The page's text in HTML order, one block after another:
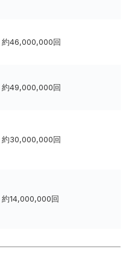
約46,000,000回
約49,000,000回
約30,000,000回
約14,000,000回